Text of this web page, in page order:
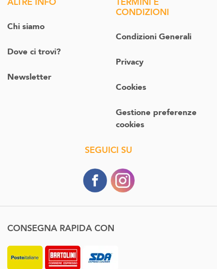
Chi siamo
Dove ci trovi?
Newsletter
CONDIZIONI
Condizioni Generali
Privacy
Cookies
Gestione preferenze
cookies
SEGUICI SU
CONSEGNA RAPIDA CON